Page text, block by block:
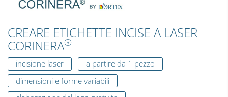
CREARE ETICHETTE INCISE A LASER
CORINERA®
incisione laser
a partire da 1 pezzo
dimensioni e forme variabili